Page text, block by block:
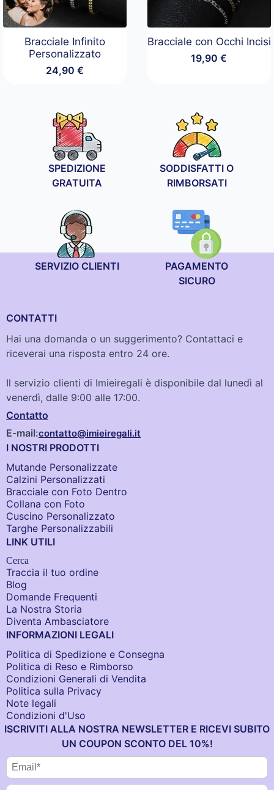
Bracciale Infinito
Personalizzato
24,90€
Bracciale con Occhi Incisi
19,90€
SPEDIZIONE
GRATUITA
SODDISFATTI O
RIMBORSATI
SERVIZIO CLIENTI
PAGAMENTO
SICURO
CONTATTI
Hai una domanda o un suggerimento? Contattaci e
riceverai una risposta entro 24 ore.
Il servizio clienti di Imieiregali è disponibile dal lunedì al
venerdì, dalle 9:00 alle 17:00.
Contatto
E-mail:contatto@imieiregali.it
I NOSTRI PRODOTTI
Mutande Personalizzate
Calzini Personalizzati
Bracciale con Foto Dentro​
Collana con Foto
Cuscino Personalizzato
Targhe Personalizzabili
LINK UTILI
Cerca
Traccia il tuo ordine
Blog
Domande Frequenti
La Nostra Storia
Diventa Ambasciatore
INFORMAZIONI LEGALI
Politica di Spedizione e Consegna
Politica di Reso e Rimborso
Condizioni Generali di Vendita
Politica sulla Privacy
Note legali
Condizioni d'Uso
ISCRIVITI ALLA NOSTRA NEWSLETTER E RICEVI SUBITO
UN COUPON SCONTO DEL 10%!